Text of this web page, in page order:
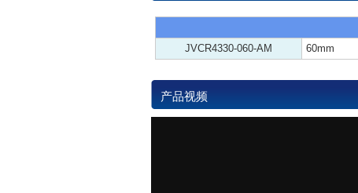
JVCR4330-060-AM
60mm
产品视频